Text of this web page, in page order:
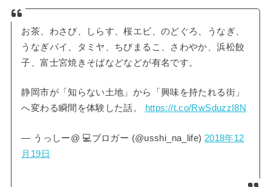
お茶、わさび、しらす、桜エビ、のどぐろ、うなぎ、
うなぎパイ、タミヤ、ちびまるこ、さわやか、浜松餃
子、富士宮焼きそばなどなどが有名です。
静岡市が「知らない土地」から「興味を持たれる街」
へ変わる瞬間を体験した話。
https://t.co/RwSduzzI8N
— うっしー@ 💻ブロガー (@usshi_na_life) 2018年12
月19日